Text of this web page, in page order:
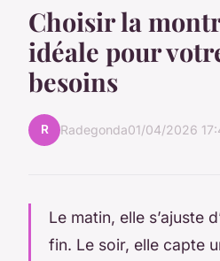
Choisir la
idéale pour
besoins
R Radegonda01/04/2026
Le matin, elle s’ajuste
fin. Le soir, elle capte